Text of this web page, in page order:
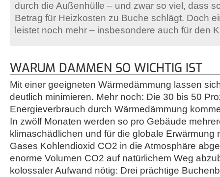
durch die Außenhülle – und zwar so viel, dass
Betrag für Heizkosten zu Buche schlägt. Doch
leistet noch mehr – insbesondere auch für den
WARUM DÄMMEN SO WICHTIG IST
Mit einer geeigneten Wärmedämmung lassen
deutlich minimieren. Mehr noch: Die 30 bis 50
Energieverbrauch durch Wärmedämmung
In zwölf Monaten werden so pro Gebäude
klimaschädlichen und für die globale Erwärmung
Gases Kohlendioxid CO2 in die Atmosphäre
enorme Volumen CO2 auf natürlichem Weg
kolossaler Aufwand nötig: Drei prächtige